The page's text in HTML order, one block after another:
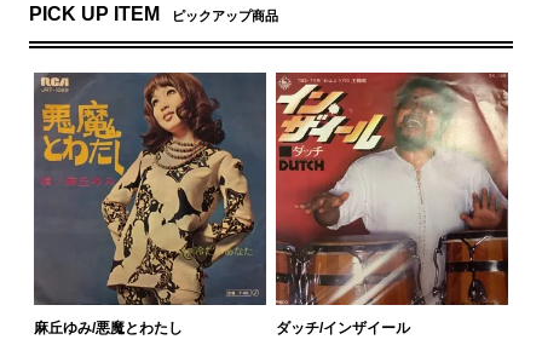
PICK UP ITEM ピックアップ商品
麻丘ゆみ/悪魔とわたし
ダッチ/インザイール